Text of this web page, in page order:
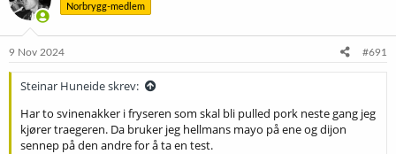
j
o
e
Norbrygg-medlem
9 Nov 2024 #691
Steinar Huneide skrev:
Har to svinenakker i fryseren som skal bli pulled pork neste gang jeg
kjører traegeren. Da bruker jeg hellmans mayo på ene og dijon
sennep på den andre for å ta en test.